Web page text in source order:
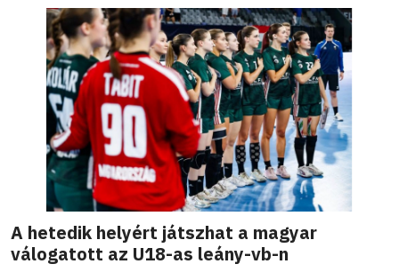
A hetedik helyért játszhat a magyar
válogatott az U18-as leány-vb-n